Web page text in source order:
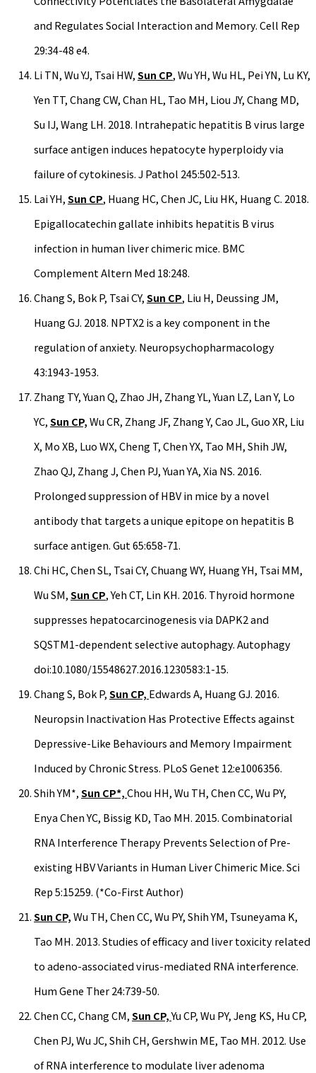
and Regulates Social Interaction and Memory. Cell Rep
29:34-48 e4.
Li TN, Wu YJ, Tsai HW,Sun CP, Wu YH, Wu HL, Pei YN, Lu KY,
Yen TT, Chang CW, Chan HL, Tao MH, Liou JY, Chang MD,
Su IJ, Wang LH. 2018. Intrahepatic hepatitis B virus large
surface antigen induces hepatocyte hyperploidy via
failure of cytokinesis. J Pathol 245:502-513.
Lai YH,Sun CP, Huang HC, Chen JC, Liu HK, Huang C. 2018.
Epigallocatechin gallate inhibits hepatitis B virus
infection in human liver chimeric mice. BMC
Complement Altern Med 18:248.
Chang S, Bok P, Tsai CY,Sun CP, Liu H, Deussing JM,
Huang GJ. 2018. NPTX2 is a key component in the
regulation of anxiety. Neuropsychopharmacology
43:1943-1953.
Zhang TY, Yuan Q, Zhao JH, Zhang YL, Yuan LZ, Lan Y, Lo
YC,Sun CP,Wu CR, Zhang JF, Zhang Y, Cao JL, Guo XR, Liu
X, Mo XB, Luo WX, Cheng T, Chen YX, Tao MH, Shih JW,
Zhao QJ, Zhang J, Chen PJ, Yuan YA, Xia NS. 2016.
Prolonged suppression of HBV in mice by a novel
antibody that targets a unique epitope on hepatitis B
surface antigen. Gut 65:658-71.
Chi HC, Chen SL, Tsai CY, Chuang WY, Huang YH, Tsai MM,
Wu SM,Sun CP, Yeh CT, Lin KH. 2016. Thyroid hormone
suppresses hepatocarcinogenesis via DAPK2 and
SQSTM1-dependent selective autophagy. Autophagy
doi:10.1080/15548627.2016.1230583:1-15.
Chang S, Bok P,Sun CP, Edwards A, Huang GJ. 2016.
Neuropsin Inactivation Has Protective Effects against
Depressive-Like Behaviours and Memory Impairment
Induced by Chronic Stress. PLoS Genet 12:e1006356.
Shih YM*,Sun CP*,Chou HH, Wu TH, Chen CC, Wu PY,
Enya Chen YC, Bissig KD, Tao MH. 2015. Combinatorial
RNA Interference Therapy Prevents Selection of Pre-
existing HBV Variants in Human Liver Chimeric Mice. Sci
Rep 5:15259. (*Co-First Author)
Sun CP,Wu TH, Chen CC, Wu PY, Shih YM, Tsuneyama K,
Tao MH. 2013. Studies of efficacy and liver toxicity related
to adeno-associated virus-mediated RNA interference.
Hum Gene Ther 24:739-50.
Chen CC, Chang CM,Sun CP,Yu CP, Wu PY, Jeng KS, Hu CP,
Chen PJ, Wu JC, Shih CH, Gershwin ME, Tao MH. 2012. Use
of RNA interference to modulate liver adenoma